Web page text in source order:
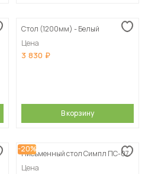
Стол (1200мм) - Белый
Цена
3 830
В корзину
-20%
Письменный стол Симпл ПС-07
Цена